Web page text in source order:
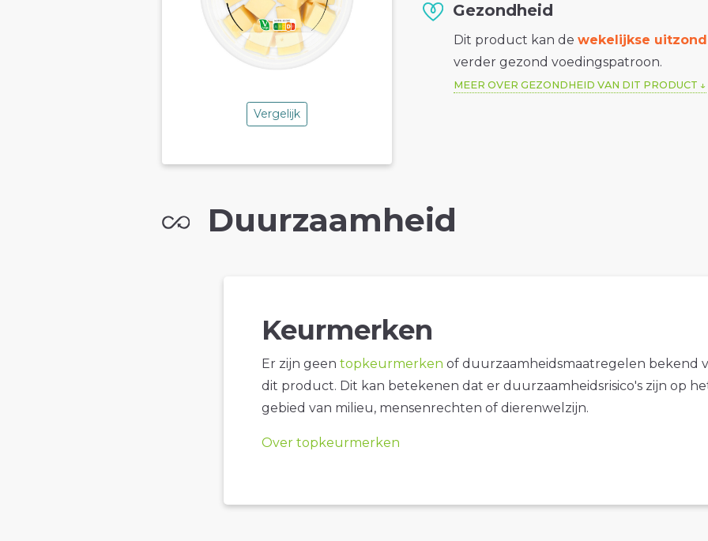
Vergelijk
Gezondheid
Dit product kan dewekelijkse
verder gezond voedingspatroon.
MEER OVER GEZONDHEID VAN DIT PRODUCT
Duurzaamheid
Keurmerken
Er zijn geen topkeurmerken of duurzaamheidsmaatregelen bekend
dit product. Dit kan betekenen dat er duurzaamheidsrisico's zijn op
gebied van milieu, mensenrechten of dierenwelzijn.
Over topkeurmerken